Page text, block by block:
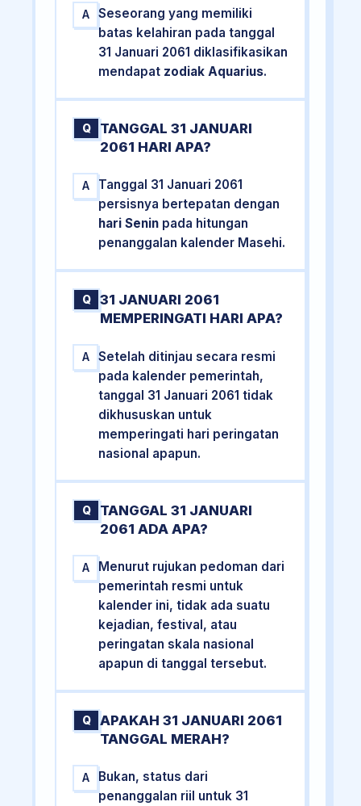
A
Seseorang yang memiliki
batas kelahiran pada tanggal
31 Januari 2061 diklasifikasikan
mendapat zodiak Aquarius.
Q
TANGGAL 31 JANUARI
2061 HARI APA?
A
Tanggal 31 Januari 2061
persisnya bertepatan dengan
hari Senin pada hitungan
penanggalan kalender Masehi.
Q
31 JANUARI 2061
MEMPERINGATI HARI APA?
A
Setelah ditinjau secara resmi
pada kalender pemerintah,
tanggal 31 Januari 2061 tidak
dikhususkan untuk
memperingati hari peringatan
nasional apapun.
Q
TANGGAL 31 JANUARI
2061 ADA APA?
A
Menurut rujukan pedoman dari
pemerintah resmi untuk
kalender ini, tidak ada suatu
kejadian, festival, atau
peringatan skala nasional
apapun di tanggal tersebut.
Q
APAKAH 31 JANUARI 2061
TANGGAL MERAH?
A
Bukan, status dari
penanggalan riil untuk 31